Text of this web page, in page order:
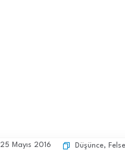
25 Mayıs 2016 Düşünce,